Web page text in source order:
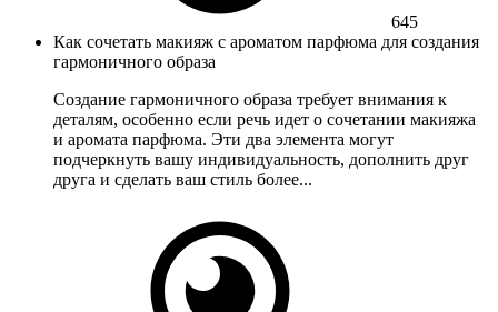
645
Как сочетать макияж с ароматом парфюма для создания
гармоничного образа
Создание гармоничного образа требует внимания к
деталям, особенно если речь идет о сочетании макияжа
и аромата парфюма. Эти два элемента могут
подчеркнуть вашу индивидуальность, дополнить друг
друга и сделать ваш стиль более...